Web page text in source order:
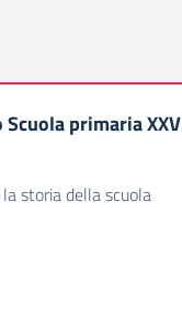
primaria XXV
storia della scuola